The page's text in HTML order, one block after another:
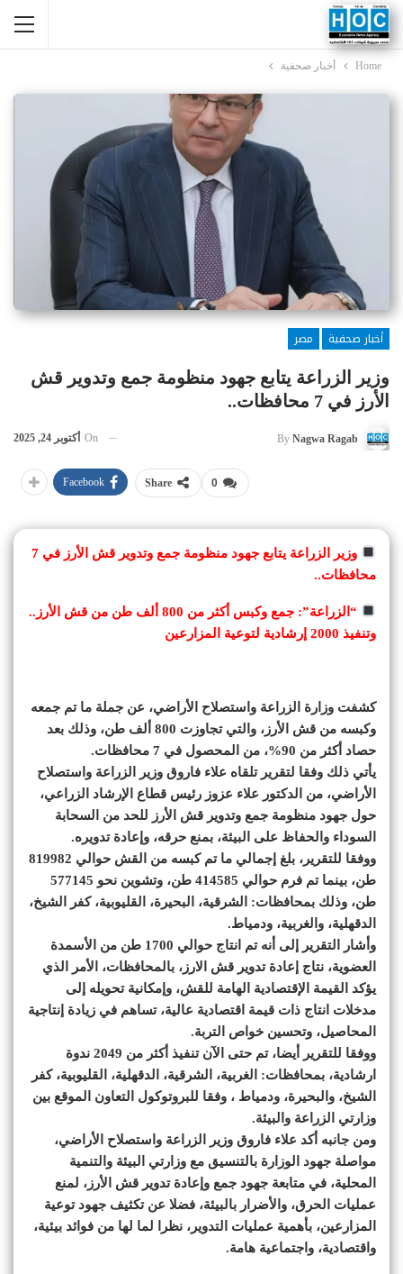
Home أخبار صحفية
أخبار صحفية
مصر
وزير الزراعة يتابع جهود منظومة جمع وتدوير قش
الأرز في 7 محافظات..
By Nagwa Ragab
On أكتوبر 24, 2025
0
Share
Facebook
وزير الزراعة يتابع جهود منظومة جمع وتدوير قش الأرز في 7
محافظات..
“الزراعة”: جمع وكبس أكثر من 800 ألف طن من قش الأرز..
وتنفيذ 2000 إرشادية لتوعية المزارعين
كشفت وزارة الزراعة واستصلاح الأراضي، عن جملة ما تم جمعه
وكبسه من قش الأرز، والتي تجاوزت 800 ألف طن، وذلك بعد
حصاد أكثر من 90%، من المحصول في 7 محافظات.
يأتي ذلك وفقا لتقرير تلقاه علاء فاروق وزير الزراعة واستصلاح
الأراضي، من الدكتور علاء عزوز رئيس قطاع الإرشاد الزراعي،
حول جهود منظومة جمع وتدوير قش الأرز للحد من السحابة
السوداء والحفاظ على البيئة، بمنع حرقه، وإعادة تدويره.
ووفقا للتقرير، بلغ إجمالي ما تم كبسه من القش حوالي 819982
طن، بينما تم فرم حوالي 414585 طن، وتشوين نحو 577145
طن، وذلك بمحافظات: الشرقية، البحيرة، القليوبية، كفر الشيخ،
الدقهلية، والغربية، ودمياط.
وأشار التقرير إلى أنه تم انتاج حوالي 1700 طن من الأسمدة
العضوية، نتاج إعادة تدوير قش الارز، بالمحافظات، الأمر الذي
يؤكد القيمة الإقتصادية الهامة للقش، وإمكانية تحويله إلى
مدخلات انتاج ذات قيمة اقتصادية عالية، تساهم في زيادة إنتاجية
المحاصيل، وتحسين خواص التربة.
ووفقا للتقرير أيضا، تم حتى الآن تنفيذ أكثر من 2049 ندوة
ارشادية، بمحافظات: الغربية، الشرقية، الدقهلية، القليوبية، كفر
الشيخ، والبحيرة، ودمياط ، وفقا للبروتوكول التعاون الموقع بين
وزارتي الزراعة والبيئة.
ومن جانبه أكد علاء فاروق وزير الزراعة واستصلاح الأراضي،
مواصلة جهود الوزارة بالتنسيق مع وزارتي البيئة والتنمية
المحلية، في متابعة جهود جمع وإعادة تدوير قش الأرز، لمنع
عمليات الحرق، والأضرار بالبيئة، فضلا عن تكثيف جهود توعية
المزارعين، بأهمية عمليات التدوير، نظرا لما لها من فوائد بيئية،
واقتصادية، واجتماعية هامة.